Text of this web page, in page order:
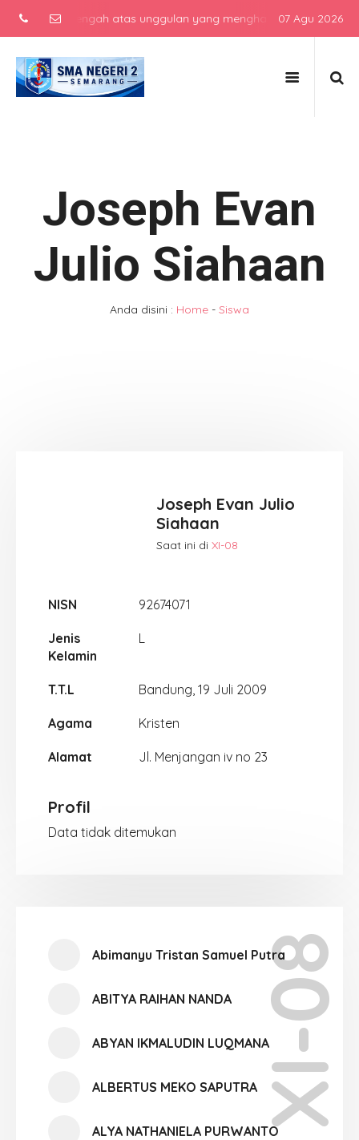
menengah atas unggulan yang menghasilkan lulusan
07 Agu 2026
Joseph Evan
Julio Siahaan
Anda disini : Home - Siswa
Joseph Evan Julio
Siahaan
Saat ini di XI-08
NISN 92674071
Jenis
Kelamin
L
T.T.L Bandung, 19 Juli 2009
Agama Kristen
Alamat Jl. Menjangan iv no 23
Profil
Data tidak ditemukan
XI-08
Abimanyu Tristan Samuel Putra
ABITYA RAIHAN NANDA
ABYAN IKMALUDIN LUQMANA
ALBERTUS MEKO SAPUTRA
ALYA NATHANIELA PURWANTO